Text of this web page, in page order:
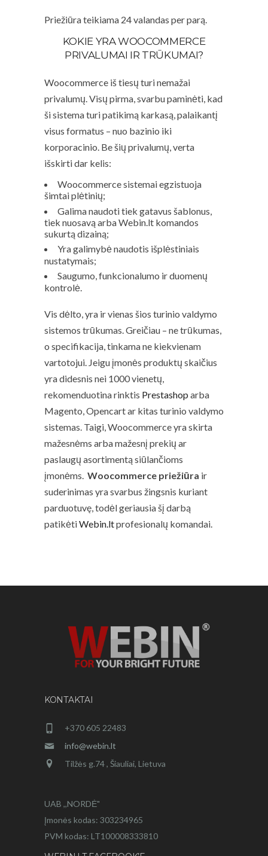
Priežiūra teikiama 24 valandas per parą.
KOKIE YRA WOOCOMMERCE
PRIVALUMAI IR TRŪKUMAI?
Woocommerce iš tiesų turi nemažai
privalumų. Visų pirma, svarbu paminėti, kad
ši sistema turi patikimą karkasą, palaikantį
visus formatus – nuo bazinio iki
korporacinio. Be šių privalumų, verta
išskirti dar kelis:
Woocommerce sistemai egzistuoja
šimtai plėtinių;
Galima naudoti tiek gatavus šablonus,
tiek nuosavą arba Webin.lt komandos
sukurtą dizainą;
Yra galimybė naudotis išplėstiniais
nustatymais;
Saugumo, funkcionalumo ir duomenų
kontrolė.
Vis dėlto, yra ir vienas šios turinio valdymo
sistemos trūkumas. Greičiau – ne trūkumas,
o specifikacija, tinkama ne kiekvienam
vartotojui. Jeigu įmonės produktų skaičius
yra didesnis nei 1000 vienetų,
rekomenduotina rinktis Prestashop arba
Magento, Opencart ar kitas turinio valdymo
sistemas. Taigi, Woocommerce yra skirta
mažesnėms arba mažesnį prekių ar
paslaugų asortimentą siūlančioms
įmonėms. Woocommerce priežiūra ir
suderinimas yra svarbus žingsnis kuriant
parduotuvę, todėl geriausia šį darbą
patikėtiWebin.ltprofesionalų komandai.
KONTAKTAI
+370 605 22483
info@webin.lt
Tilžės g.74 , Šiauliai, Lietuva
UAB ,,NORDĖ"
Įmonės kodas: 303234965
PVM kodas: LT100008333810